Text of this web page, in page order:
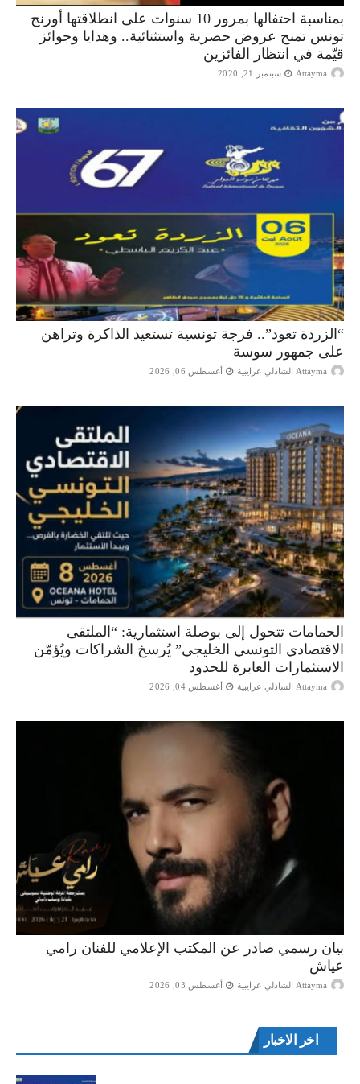
بمناسبة احتفالها بمرور 10 سنوات على انطلاقتها أورنج
تونس تمنح عروض حصرية واستثنائية.. وهدايا وجوائز
قيّمة في انتظار الفائزين
Attayma سبتمبر 21, 2020
“الزردة تعود”.. فرجة تونسية تستعيد الذاكرة وتراهن
على جمهور سوسة
Attayma الشاذلي عرايبية أغسطس 06, 2026
الحمامات تتحول إلى بوصلة استثمارية: “الملتقى
الاقتصادي التونسي الخليجي” يُرسخ الشراكات ويُؤمّن
الاستثمارات العابرة للحدود
Attayma الشاذلي عرايبية أغسطس 04, 2026
بيان رسمي صادر عن المكتب الإعلامي للفنان رامي
عياش
Attayma الشاذلي عرايبية أغسطس 03, 2026
اخر الاخبار